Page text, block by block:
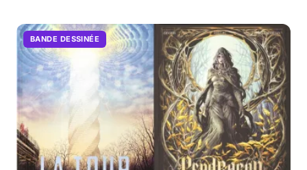
BANDE DESSINÉE